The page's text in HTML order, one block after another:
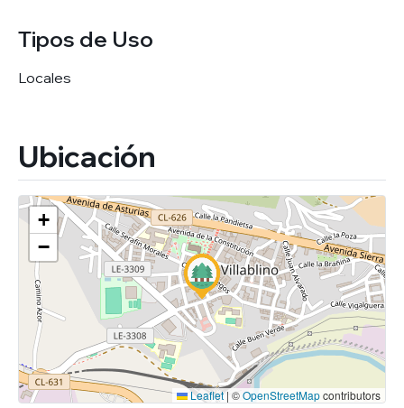
Tipos de Uso
Locales
Ubicación
+
−
Leaflet| ©OpenStreetMapcontributors